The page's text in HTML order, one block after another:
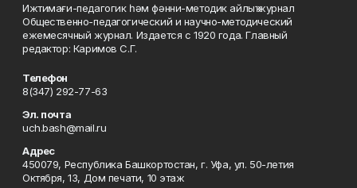
Ижтимағи-педагогик һәм фәнни-методик айлыҡ журнал
Общественно-педагогический и научно-методический
ежемесячный журнал. Издается с 1920 года. Главный
редактор: Каримов С.Г.
Телефон
8(347) 292-77-63
Эл. почта
uch.bash@mail.ru
Адрес
450079, Республика Башкортостан, г. Уфа, ул. 50-летия
Октября, 13, Дом печати, 10 этаж